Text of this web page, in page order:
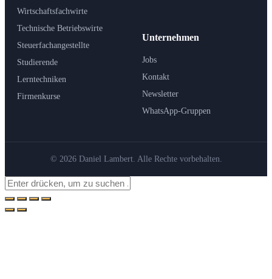
Wirtschaftsfachwirte
Technische Betriebswirte
Steuerfachangestellte
Studierende
Lerntechniken
Firmenkurse
Unternehmen
Jobs
Kontakt
Newsletter
WhatsApp-Gruppen
© 2026 Daniel Lambert. Alle Rechte vorbehalten.